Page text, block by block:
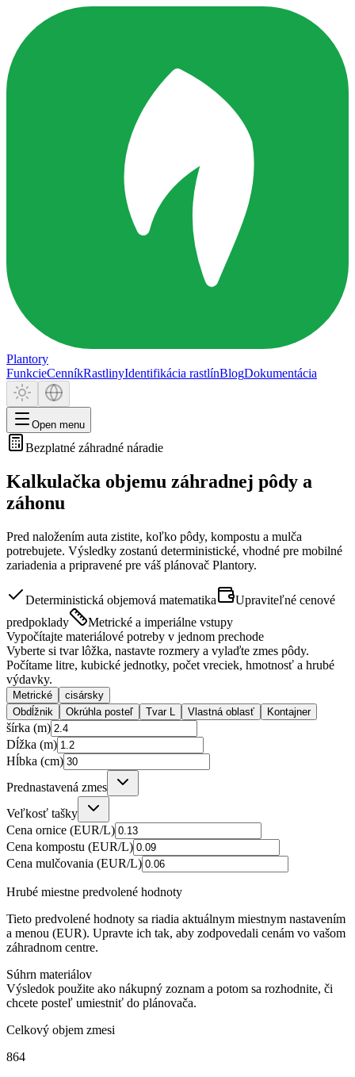
Plantory
FunkcieCenníkRastlinyIdentifikácia rastlínBlogDokumentácia
Open menu
Bezplatné záhradné náradie
Kalkulačka objemu záhradnej pôdy a
záhonu
Pred naložením auta zistite, koľko pôdy, kompostu a mulča
potrebujete. Výsledky zostanú deterministické, vhodné pre mobilné
zariadenia a pripravené pre váš plánovač Plantory.
Deterministická objemová matematika
Upraviteľné cenové
predpoklady
Metrické a imperiálne vstupy
Vypočítajte materiálové potreby v jednom prechode
Vyberte si tvar lôžka, nastavte rozmery a vylaďte zmes pôdy.
Počítame litre, kubické jednotky, počet vreciek, hmotnosť a hrubé
výdavky.
Metrické
cisársky
Obdĺžnik
Okrúhla posteľ Tvar L Vlastná oblasť Kontajner
šírka (m)
Dĺžka (m)
Hĺbka (cm)
Prednastavená zmes
Veľkosť tašky
Cena ornice (EUR/L)
Cena kompostu (EUR/L)
Cena mulčovania (EUR/L)
Hrubé miestne predvolené hodnoty
Tieto predvolené hodnoty sa riadia aktuálnym miestnym nastavením
a menou (EUR). Upravte ich tak, aby zodpovedali cenám vo vašom
záhradnom centre.
Súhrn materiálov
Výsledok použite ako nákupný zoznam a potom sa rozhodnite, či
chcete posteľ umiestniť do plánovača.
Celkový objem zmesi
864